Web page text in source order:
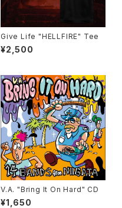
Give Life "HELLFIRE" Tee
¥2,500
V.A. "Bring It On Hard" CD
¥1,650